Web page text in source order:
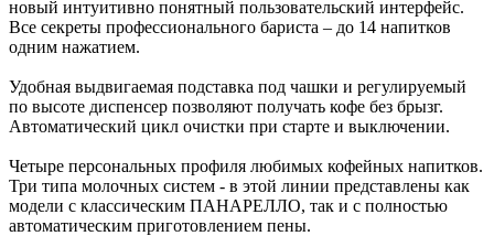
новый интуитивно понятный пользовательский интерфейс.
Все секреты профессионального бариста – до 14 напитков
одним нажатием.
Удобная выдвигаемая подставка под чашки и регулируемый
по высоте диспенсер позволяют получать кофе без брызг.
Автоматический цикл очистки при старте и выключении.
Четыре персональных профиля любимых кофейных напитков.
Три типа молочных систем - в этой линии представлены как
модели с классическим ПАНАРЕЛЛО, так и с полностью
автоматическим приготовлением пены.